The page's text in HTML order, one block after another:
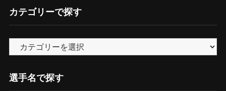
ク
ナ
カテゴリーで探す
テ
ゴ
リ
選手名で探す